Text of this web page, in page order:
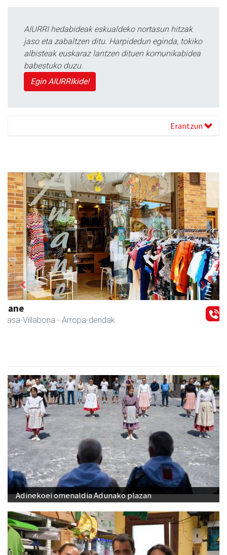
AIURRI hedabideak eskualdeko nortasun hitzak
jaso eta zabaltzen ditu. Harpidedun eginda, tokiko
albisteak euskaraz lantzen dituen komunikabidea
babestuko duzu.
Egin AIURRIkide!
Erantzun
Eizmendi ile-apaindegia
Amasa-Villabona - Ile-apaindegiak
Previous Next
Adinekoei omenaldia Adunako plazan